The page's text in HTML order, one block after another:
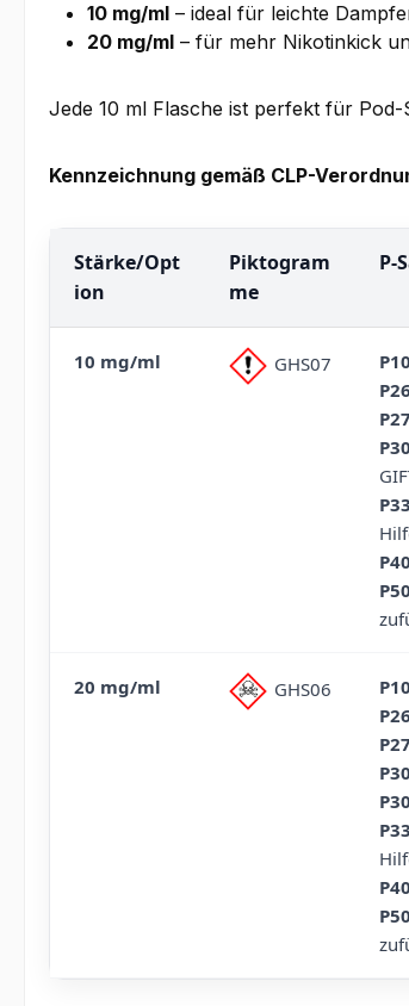
10 mg/ml – ideal für leichte
20 mg/ml – für mehr Nikotinkick
Jede 10 ml Flasche ist perfekt für
Kennzeichnung gemäß CLP-
Stärke/Opt
ion
Piktogram
me
P-
10 mg/ml GHS07
20 mg/ml GHS06